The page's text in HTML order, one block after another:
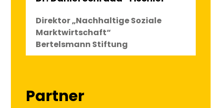
Direktor „Nachhaltige Soziale
Marktwirtschaft“
Bertelsmann Stiftung
Partner